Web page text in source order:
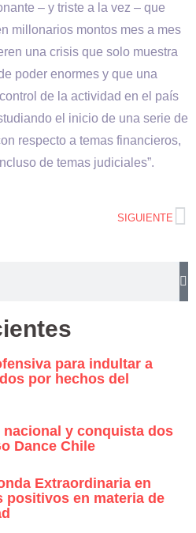
– y triste a la vez – que
millonarios montos mes a mes
una crisis que solo muestra
poder enormes y que una
de la actividad en el país
el inicio de una serie de
respecto a temas financieros,
de temas judiciales”.
SIGUIENTE
para indultar a
por hechos del
nacional y conquista dos
Dance Chile
Extraordinaria en
positivos en materia de